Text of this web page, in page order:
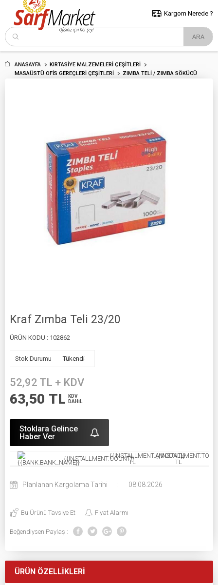
5000 TL ve Üzeri Alışverişlerde İstanbul İçi Kargo Bedava!
ve Trakya İçin Tıklayın..
Kargom Nerede ?
ANASAYFA
KIRTASIYE MALZEMELERI ÇEŞITLERI
MASAÜSTÜ OFIS GEREÇLERI ÇEŞITLERI
ZIMBA TELI / ZIMBA SÖKÜCÜ
Kraf Zımba Teli 23/20
ÜRÜN KODU : 102862
Stok Durumu Tükendi
52,92 TL + KDV
63,50 TL
KDV
DAHİL
Stoklara Gelince
Haber Ver
{{INSTALLMENT.COUNT}}{{INSTALLMENT.AMOUNT}}
TL
TL
Planlanan Kargolama Tarihi : 08.08.2026
Bu Ürünü Tavsiye Et Fiyat Alarmı
Beğendiysen Paylaş :
ÜRÜN ÖZELLIKLERI